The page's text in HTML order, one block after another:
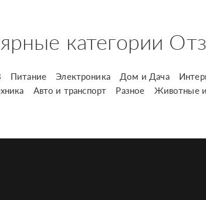
категории
Питание Электроника Дом и Дача
Авто и транспорт Разное Животные и